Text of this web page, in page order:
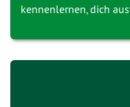
kennenlernen, dich